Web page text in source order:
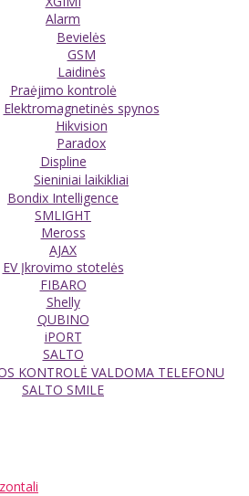
Alarm
Bevielės
GSM
Laidinės
Praėjimo kontrolė
Elektromagnetinės spynos
Hikvision
Paradox
Displine
Sieniniai laikikliai
Bondix Intelligence
SMLIGHT
Meross
AJAX
EV Įkrovimo stotelės
FIBARO
Shelly
QUBINO
iPORT
SALTO
KONTROLĖ VALDOMA TELEFONU
SALTO SMILE